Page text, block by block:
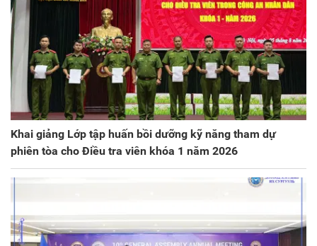
Khai giảng Lớp tập huấn bồi dưỡng kỹ năng tham dự
phiên tòa cho Điều tra viên khóa 1 năm 2026